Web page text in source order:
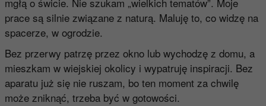
prace są silnie związane z naturą. Maluję to, co widzę na
spacerze, w ogrodzie.
Bez przerwy patrzę przez okno lub wychodzę z domu, a
mieszkam w wiejskiej okolicy i wypatruję inspiracji. Bez
aparatu już się nie ruszam, bo ten moment za chwilę
może zniknąć, trzeba być w gotowości.